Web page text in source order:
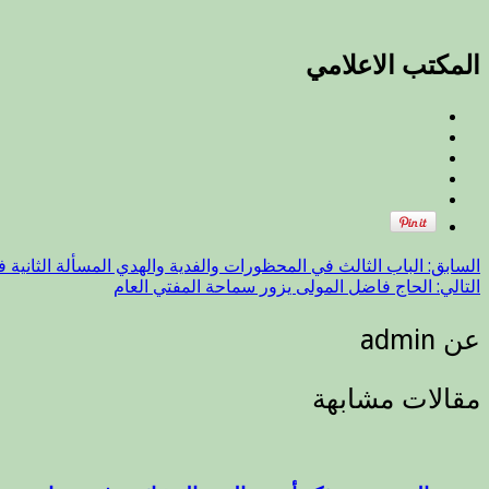
المكتب الاعلامي
السابق: الباب الثالث في المحظورات والفدية والهدي المسألة
التالي: الحاج فاضل المولى يزور سماحة المفتي العام
عن admin
مقالات مشابهة